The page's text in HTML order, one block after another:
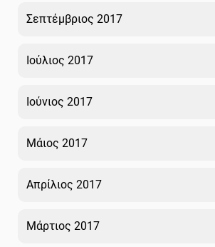
Σεπτέμβριος 2017
Ιούλιος 2017
Ιούνιος 2017
Μάιος 2017
Απρίλιος 2017
Μάρτιος 2017